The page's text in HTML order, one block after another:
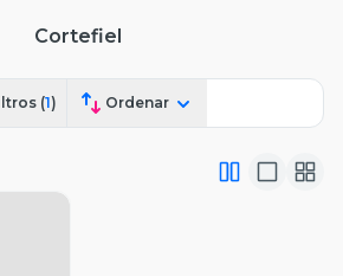
Cortefiel
(1) Ordenar